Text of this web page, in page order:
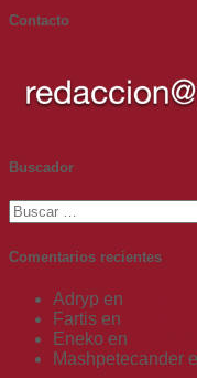
Contacto
Buscador
Buscar:
Comentarios recientes
Adryp en
Fartis en
Eneko en
Mashpetecander